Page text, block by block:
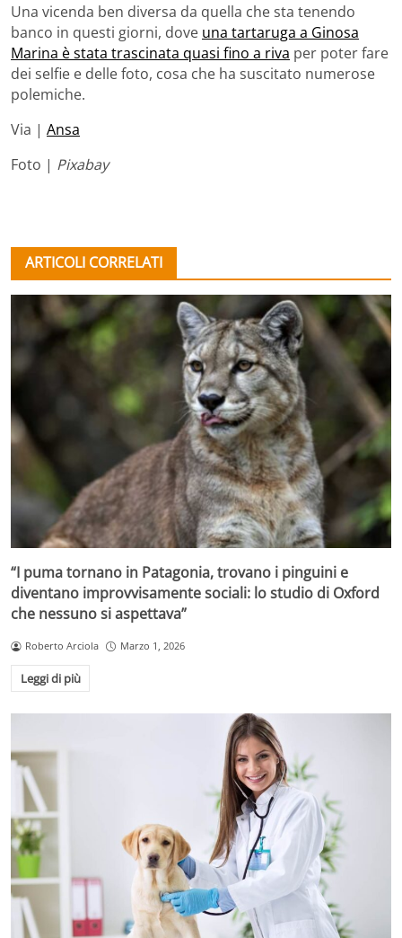
Una vicenda ben diversa da quella che sta tenendo
banco in questi giorni, dove una tartaruga a Ginosa
Marina è stata trascinata quasi fino a riva per poter fare
dei selfie e delle foto, cosa che ha suscitato numerose
polemiche.
Via | Ansa
Foto | Pixabay
ARTICOLI CORRELATI
“I puma tornano in Patagonia, trovano i pinguini e
diventano improvvisamente sociali: lo studio di Oxford
che nessuno si aspettava”
Roberto Arciola Marzo 1, 2026
Leggi di più